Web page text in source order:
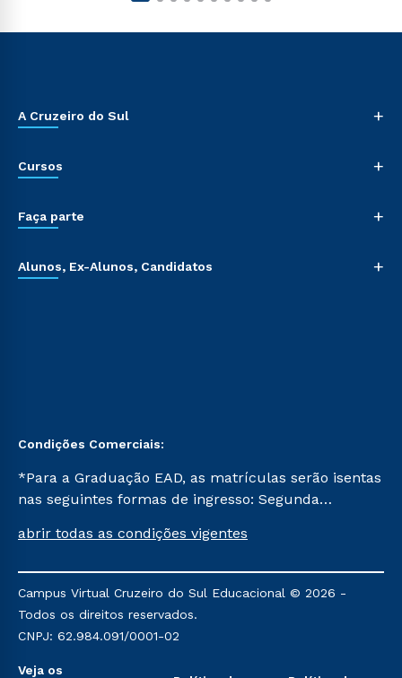
A Cruzeiro do Sul +
Cursos +
Faça parte +
Alunos, Ex-Alunos, Candidatos +
Condições Comerciais:
*Para a Graduação EAD, as matrículas serão isentas
nas seguintes formas de ingresso: Segunda
Já para as demais, a taxa de matrícula será de R$
mencionadas são referentes aos cursos: Ensino
Religioso, Geografia para a Docência e Metodologia
do Ensino de História: Questões Atuais.
abrir todas as condições vigentes
Campus Virtual Cruzeiro do Sul Educacional © 2026 -
Todos os direitos reservados.
CNPJ: 62.984.091/0001-02
Veja os